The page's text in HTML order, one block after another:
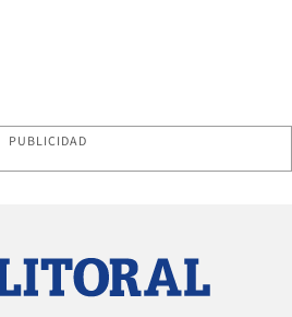
PUBLICIDAD